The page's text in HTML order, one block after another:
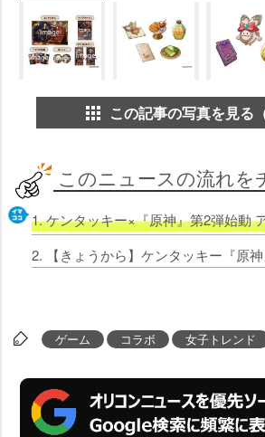
この記事の写真を見る
このニュースの流れを
1. ケンタッキー×『原神』第2弾始動
ゲーム コラボ 女子トレンド